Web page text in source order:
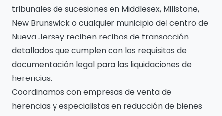
tribunales de sucesiones en Middlesex, Millstone,
New Brunswick o cualquier municipio del centro de
Nueva Jersey reciben recibos de transacción
detallados que cumplen con los requisitos de
documentación legal para las liquidaciones de
herencias.
Coordinamos con empresas de venta de
herencias y especialistas en reducción de bienes